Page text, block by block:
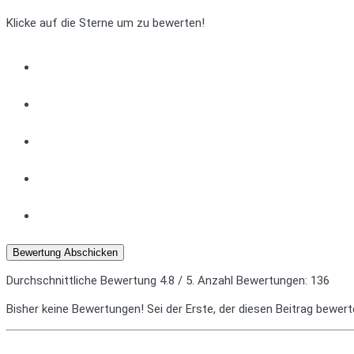
Klicke auf die Sterne um zu bewerten!
Bewertung Abschicken
Durchschnittliche Bewertung 4.8 / 5. Anzahl Bewertungen: 136
Bisher keine Bewertungen! Sei der Erste, der diesen Beitrag